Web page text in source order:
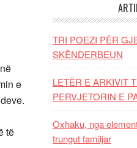
e
të
TRI POEZI PËR
SKËNDERBEUN
LETËR E ARKIVIT
PERVJETORIN E
Oxhaku, nga
trungut familjar